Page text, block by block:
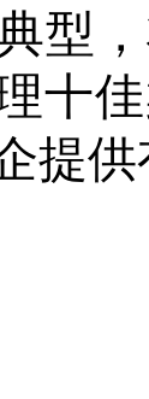
型
十
提